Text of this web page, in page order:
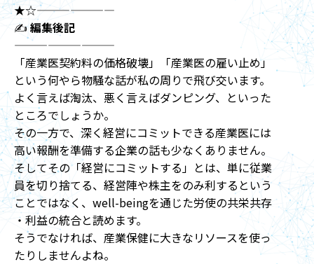
★☆———————
✍️編集後記
—————————
「産業医契約料の価格破壊」「産業医の雇い止め」
という何やら物騒な話が私の周りで飛び交います。
よく言えば淘汰、悪く言えばダンピング、といった
ところでしょうか。
その一方で、深く経営にコミットできる産業医には
高い報酬を準備する企業の話も少なくありません。
そしてその「経営にコミットする」とは、単に従業
員を切り捨てる、経営陣や株主をのみ利するという
ことではなく、well-beingを通じた労使の共栄共存
・利益の統合と読めます。
そうでなければ、産業保健に大きなリソースを使っ
たりしませんよね。